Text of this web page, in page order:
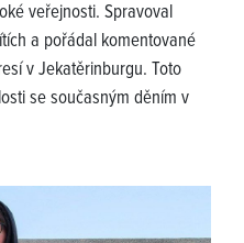
veřejnosti. Spravoval
a pořádal komentované
v Jekatěrinburgu. Toto
se současným děním v